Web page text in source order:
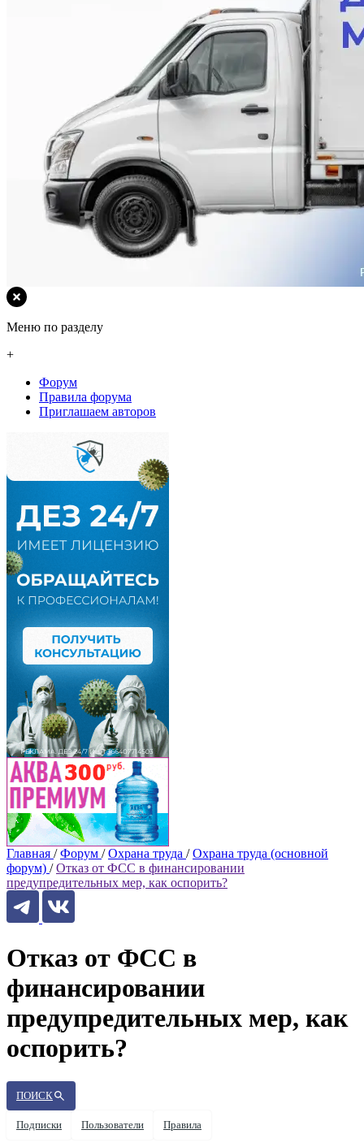
Меню по разделу
+
Форум
Правила форума
Приглашаем авторов
Главная / Форум / Охрана труда / Охрана труда (основной
форум) / Отказ от ФСС в финансировании
предупредительных мер, как оспорить?
Отказ от ФСС в
финансировании
предупредительных мер, как
оспорить?
ПОИСК
Подписки Пользователи Правила